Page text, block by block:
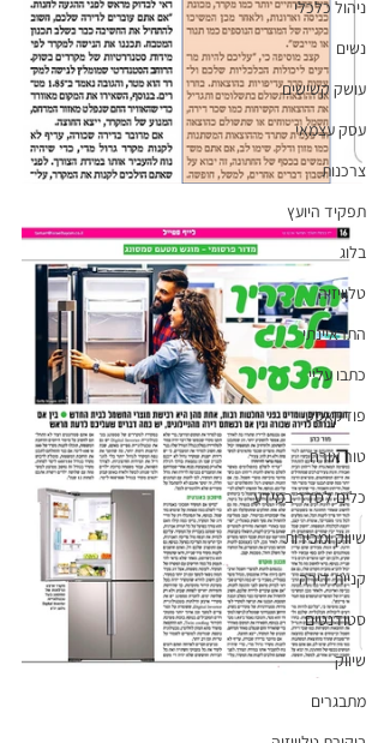
ניהול כלכלי
נשים
עושק קשישים
עסק עצמאי
צרכנות
תפקיד היועץ
בלוג
טלוויזיה
התראיינתי
כתבו עליי
פודקאסט
טור אורח
כלים לסדר במידע
שיווק ומכירות
קניית דירה
סטודנטים
שיווק
מתבגרים